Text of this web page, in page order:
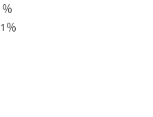
％